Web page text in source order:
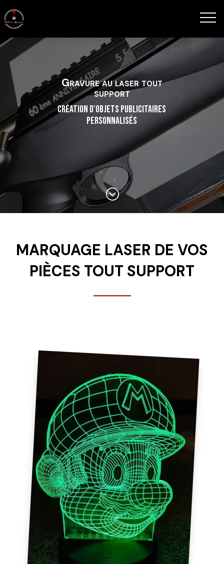
Gravure au laser tout
support
Création d'objets publicitaires
personnalisés
;
MARQUAGE LASER DE VOS
PIÈCES TOUT SUPPORT